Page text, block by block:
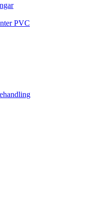
PVC